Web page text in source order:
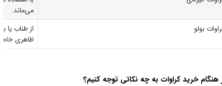
می‌ماند.
بولو
از طناب یا
ظاهری
هنگام خرید کراوات به چه نکاتی توجه کنیم؟